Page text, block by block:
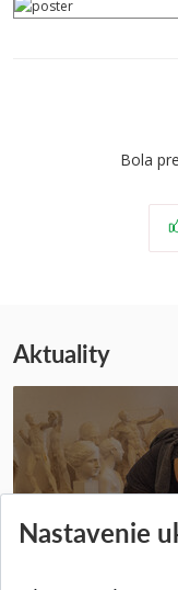
Bola
Aktuality
Pridané 14.07.2026
Nastavenie